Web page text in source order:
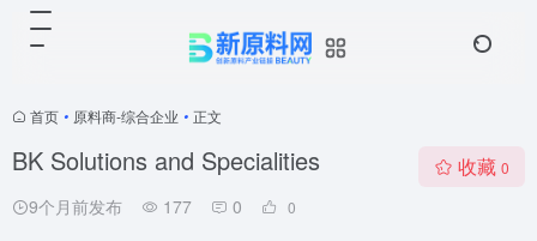
首页 • 原料商-综合企业 • 正文
BK Solutions and Specialities
9个月前发布 177 0 0
收藏 0